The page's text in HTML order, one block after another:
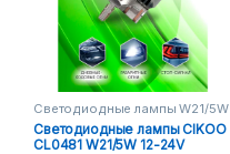
Светодиодные лампы W21/5W
Светодиодные лампы CIKOO
CL0481 W21/5W 12-24V